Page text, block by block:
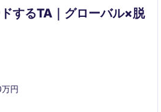
するTA｜グローバル×脱
円